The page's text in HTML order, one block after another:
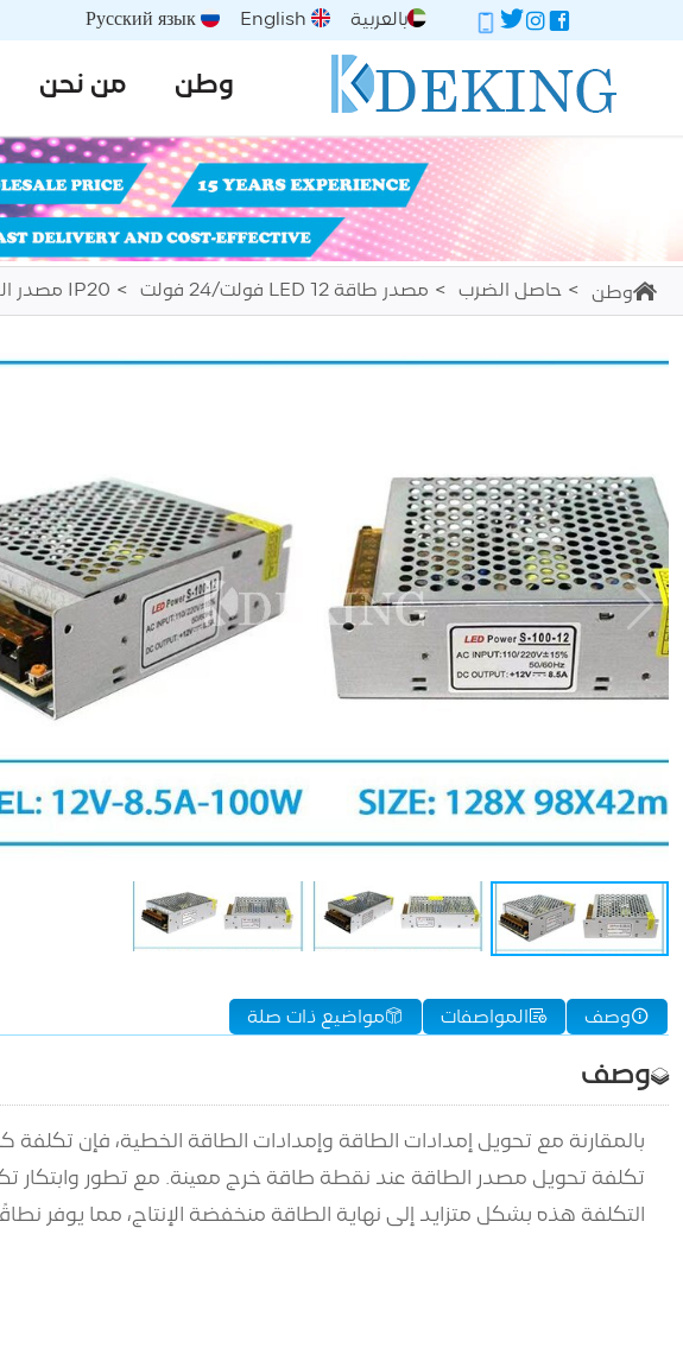
بالعربية English
Русский язык
وطن من نحن
وطن حاصل الضرب مصدر طاقة LED 12 فولت/24 فولت IP20 مصدر الطاقة
وصف المواصفات مواضيع ذات صلة
وصف
بالمقارنة مع تحويل إمدادات الطاقة وإمدادات الطاقة الخطية، فإن
تكلفة تحويل مصدر الطاقة عند نقطة طاقة خرج معينة. مع تطور وابتكار
التكلفة هذه بشكل متزايد إلى نهاية الطاقة منخفضة الإنتاج، مما يوفر